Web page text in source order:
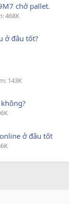
chở pallet.
468K
ở đâu tốt?
143K
ở đâu tốt